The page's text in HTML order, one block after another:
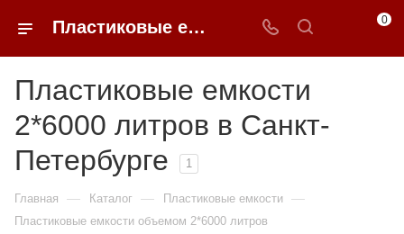
Пластиковые емкости 2*6000 литров в Санкт-Петербурге 0
Пластиковые емкости
2*6000 литров в Санкт-
Петербурге
1
Главная — Каталог — Пластиковые емкости —
Пластиковые емкости объемом 2*6000 литров